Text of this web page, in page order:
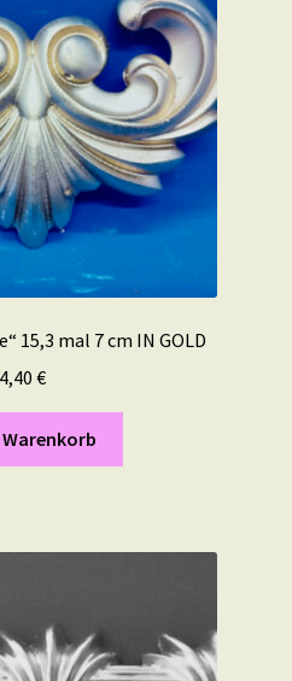
15,3 mal 7 cm IN GOLD
4,40 €
Warenkorb